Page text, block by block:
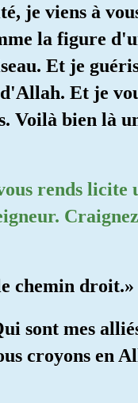
je viens à
la figure
Et je
Et je
Voilà bien là
rends licite
chemin droit.»
sont mes
croyons en